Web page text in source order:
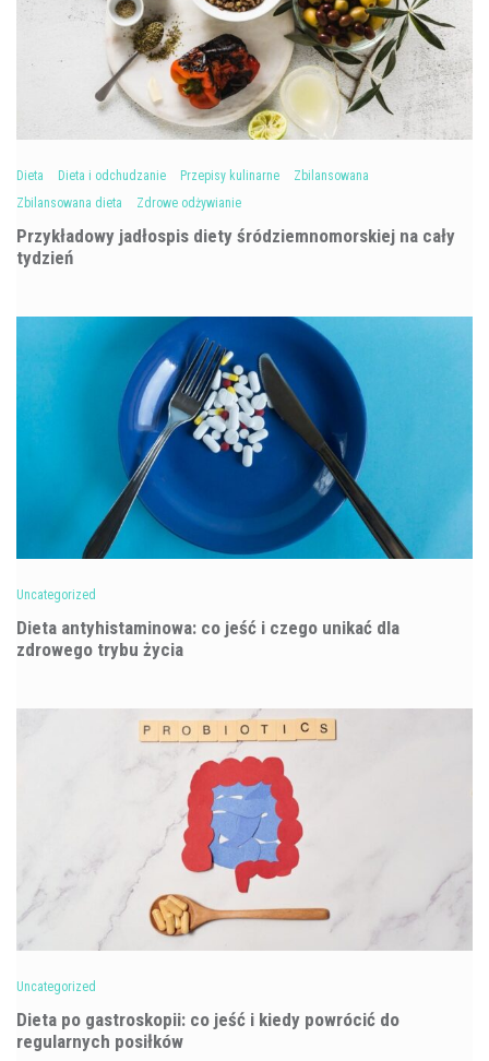
Dieta Dieta i odchudzanie Przepisy kulinarne
Zbilansowana
Zbilansowana dieta
Zdrowe odżywianie
Przykładowy jadłospis diety śródziemnomorskiej na cały
tydzień
Uncategorized
Dieta antyhistaminowa: co jeść i czego unikać dla
zdrowego trybu życia
Uncategorized
Dieta po gastroskopii: co jeść i kiedy powrócić do
regularnych posiłków